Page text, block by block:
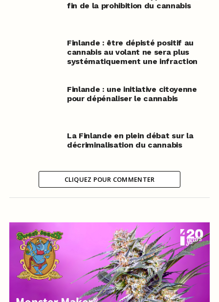
fin de la prohibition du cannabis
Finlande : être dépisté positif au
cannabis au volant ne sera plus
systématiquement une infraction
Finlande : une initiative citoyenne
pour dépénaliser le cannabis
La Finlande en plein débat sur la
décriminalisation du cannabis
CLIQUEZ POUR COMMENTER